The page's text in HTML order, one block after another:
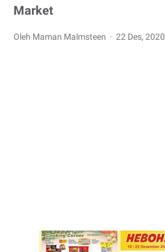
Market
Oleh Maman Malmsteen 22 Des, 2020